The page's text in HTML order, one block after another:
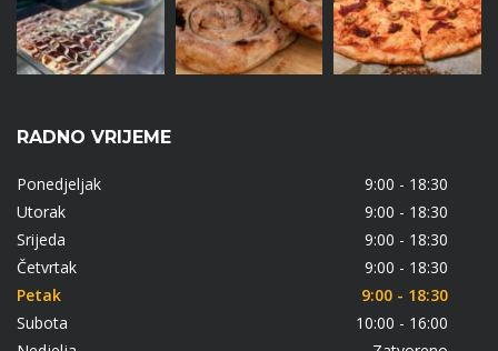
RADNO VRIJEME
Ponedjeljak
9:00 - 18:30
Utorak
9:00 - 18:30
Srijeda
9:00 - 18:30
Četvrtak
9:00 - 18:30
Petak
9:00 - 18:30
Subota
10:00 - 16:00